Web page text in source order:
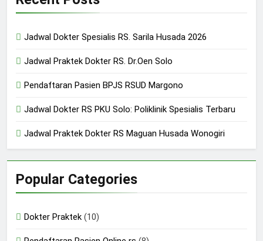
Jadwal Dokter Spesialis RS. Sarila Husada 2026
Jadwal Praktek Dokter RS. Dr.Oen Solo
Pendaftaran Pasien BPJS RSUD Margono
Jadwal Dokter RS PKU Solo: Poliklinik Spesialis Terbaru
Jadwal Praktek Dokter RS Maguan Husada Wonogiri
Popular Categories
Dokter Praktek (10)